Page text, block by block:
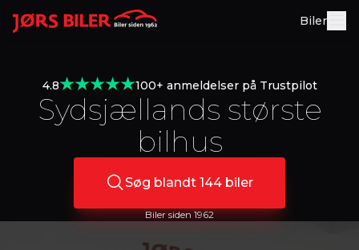
Biler
4.8 100+ anmeldelser på Trustpilot
Sydsjællands største
bilhus
Søg blandt 144 biler
Biler siden 1962